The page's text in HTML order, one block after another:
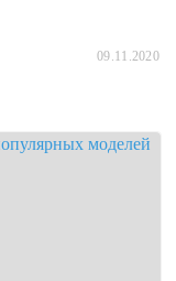
09.11.2020